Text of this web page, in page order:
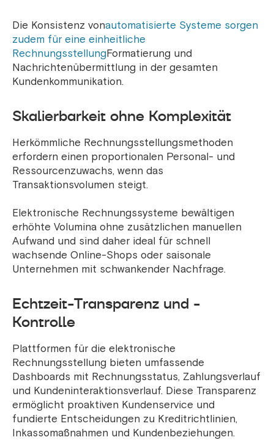
Die Konsistenz vonautomatisierte Systeme sorgen
zudem für eine einheitliche
RechnungsstellungFormatierung und
Nachrichtenübermittlung in der gesamten
Kundenkommunikation.
Skalierbarkeit ohne Komplexität
Herkömmliche Rechnungsstellungsmethoden
erfordern einen proportionalen Personal- und
Ressourcenzuwachs, wenn das
Transaktionsvolumen steigt.
Elektronische Rechnungssysteme bewältigen
erhöhte Volumina ohne zusätzlichen manuellen
Aufwand und sind daher ideal für schnell
wachsende Online-Shops oder saisonale
Unternehmen mit schwankender Nachfrage.
Echtzeit-Transparenz und -
Kontrolle
Plattformen für die elektronische
Rechnungsstellung bieten umfassende
Dashboards mit Rechnungsstatus, Zahlungsverlauf
und Kundeninteraktionsverlauf. Diese Transparenz
ermöglicht proaktiven Kundenservice und
fundierte Entscheidungen zu Kreditrichtlinien,
Inkassomaßnahmen und Kundenbeziehungen.